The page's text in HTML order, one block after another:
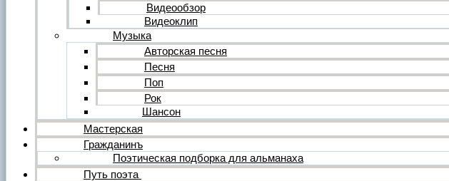
Видеообзор
Видеоклип
Музыка
Авторская песня
Песня
Поп
Рок
Шансон
Мастерская
Гражданинъ
Поэтическая подборка для альманаха
Путь поэта